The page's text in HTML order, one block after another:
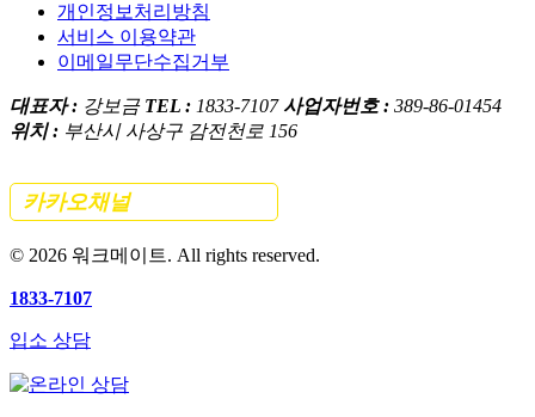
개인정보처리방침
서비스 이용약관
이메일무단수집거부
대표자 : 강보금 TEL : 1833-7107 사업자번호 : 389-86-01454
위치 : 부산시 사상구 감전천로 156
카카오채널간편 문의하기
© 2026 워크메이트. All rights reserved.
1833-7107
입소 상담